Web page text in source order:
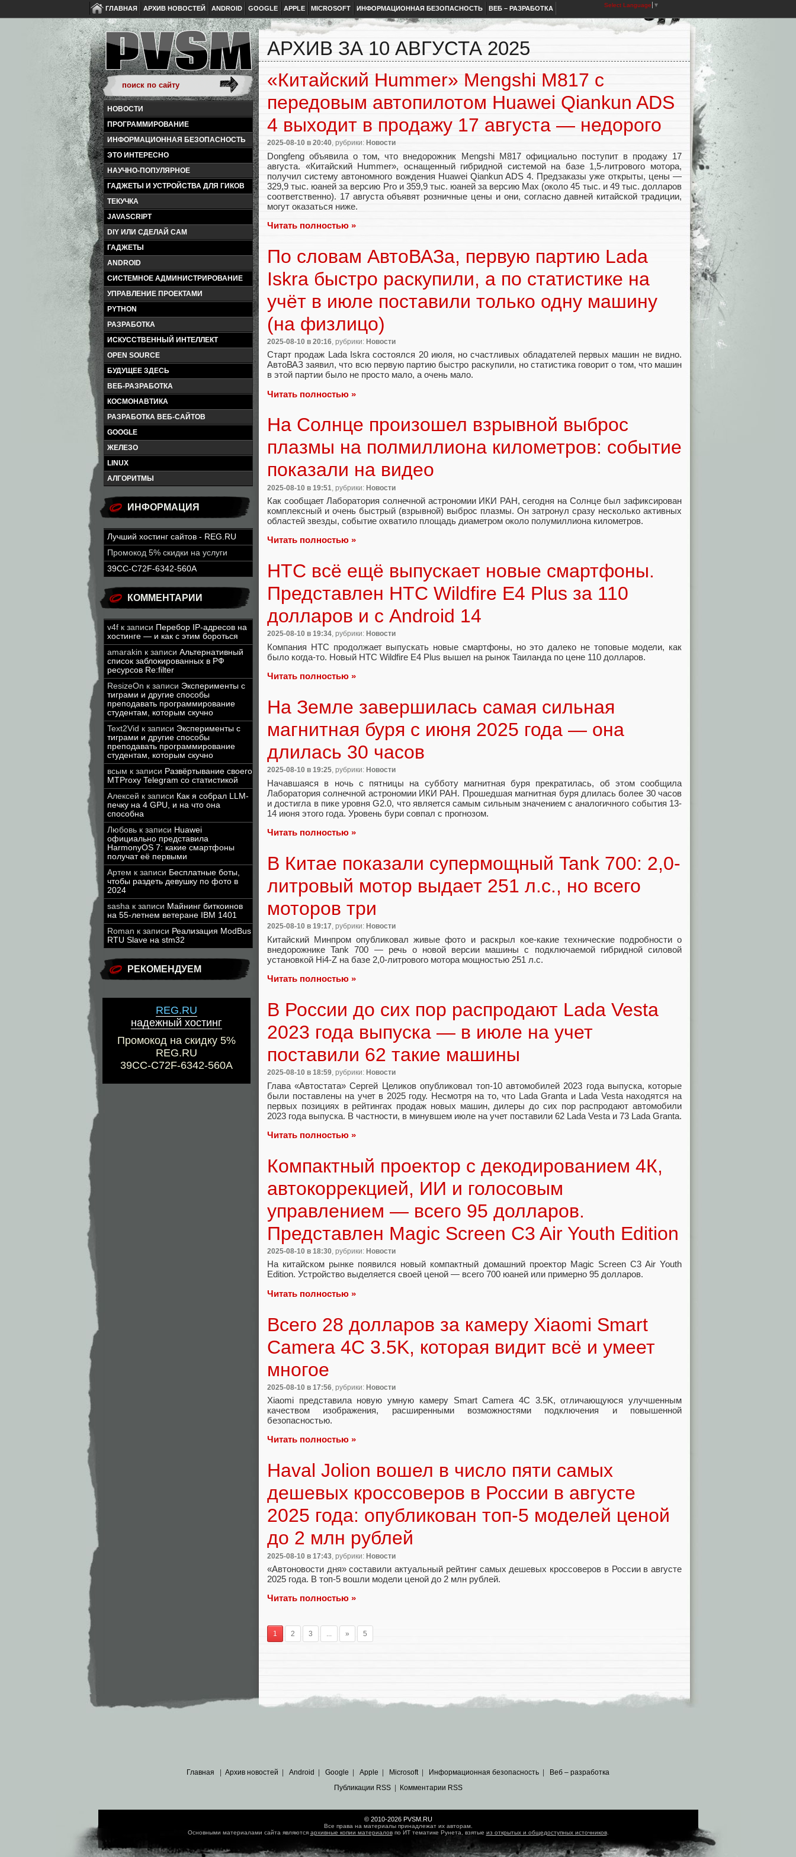
ГЛАВНАЯ АРХИВ НОВОСТЕЙ ANDROID GOOGLE APPLE MICROSOFT ИНФОРМАЦИОННАЯ БЕЗОПАСНОСТЬ ВЕБ – РАЗРАБОТКА Select Language ▼
НОВОСТИ
ПРОГРАММИРОВАНИЕ
ИНФОРМАЦИОННАЯ БЕЗОПАСНОСТЬ
ЭТО ИНТЕРЕСНО
НАУЧНО-ПОПУЛЯРНОЕ
ГАДЖЕТЫ И УСТРОЙСТВА ДЛЯ ГИКОВ
ТЕКУЧКА
JAVASCRIPT
DIY ИЛИ СДЕЛАЙ САМ
ГАДЖЕТЫ
ANDROID
СИСТЕМНОЕ АДМИНИСТРИРОВАНИЕ
УПРАВЛЕНИЕ ПРОЕКТАМИ
PYTHON
РАЗРАБОТКА
ИСКУССТВЕННЫЙ ИНТЕЛЛЕКТ
OPEN SOURCE
БУДУЩЕЕ ЗДЕСЬ
ВЕБ-РАЗРАБОТКА
КОСМОНАВТИКА
РАЗРАБОТКА ВЕБ-САЙТОВ
GOOGLE
ЖЕЛЕЗО
LINUX
АЛГОРИТМЫ
ИНФОРМАЦИЯ
Лучший хостинг сайтов - REG.RU
Промокод 5% скидки на услуги
39CC-C72F-6342-560A
КОММЕНТАРИИ
v4f к записи Перебор IP-адресов на
хостинге — и как с этим бороться
amarakin к записи Альтернативный
список заблокированных в РФ
ресурсов Re:filter
ResizeOn к записи Эксперименты с
тиграми и другие способы
преподавать программирование
студентам, которым скучно
Text2Vid к записи Эксперименты с
тиграми и другие способы
преподавать программирование
студентам, которым скучно
всым к записи Развёртывание своего
MTProxy Telegram со статистикой
Алексей к записи Как я собрал LLM-
печку на 4 GPU, и на что она
способна
Любовь к записи Huawei
официально представила
HarmonyOS 7: какие смартфоны
получат её первыми
Артем к записи Бесплатные боты,
чтобы раздеть девушку по фото в
2024
sasha к записи Майнинг биткоинов
на 55-летнем ветеране IBM 1401
Roman к записи Реализация ModBus
RTU Slave на stm32
РЕКОМЕНДУЕМ
REG.RU
надежный хостинг
Промокод на скидку 5%
REG.RU
39CC-C72F-6342-560A
АРХИВ ЗА 10 АВГУСТА 2025
«Китайский Hummer» Mengshi M817 c
передовым автопилотом Huawei Qiankun ADS
4 выходит в продажу 17 августа — недорого
2025-08-10 в 20:40, рубрики: Новости
Dongfeng объявила о том, что внедорожник Mengshi M817 официально поступит в продажу 17
августа. «Китайский Hummer», оснащенный гибридной системой на базе 1,5-литрового мотора,
получил систему автономного вождения Huawei Qiankun ADS 4. Предзаказы уже открыты, цены —
329,9 тыс. юаней за версию Pro и 359,9 тыс. юаней за версию Max (около 45 тыс. и 49 тыс. долларов
соответственно). 17 августа объявят розничные цены и они, согласно давней китайской традиции,
могут оказаться ниже.
Читать полностью »
По словам АвтоВАЗа, первую партию Lada
Iskra быстро раскупили, а по статистике на
учёт в июле поставили только одну машину
(на физлицо)
2025-08-10 в 20:16 , рубрики: Новости
Старт продаж Lada Iskra состоялся 20 июля, но счастливых обладателей первых машин не видно.
АвтоВАЗ заявил, что всю первую партию быстро раскупили, но статистика говорит о том, что машин
в этой партии было не просто мало, а очень мало.
Читать полностью »
На Солнце произошел взрывной выброс
плазмы на полмиллиона километров: событие
показали на видео
2025-08-10 в 19:51 , рубрики: Новости
Как сообщает Лаборатория солнечной астрономии ИКИ РАН, сегодня на Солнце был зафиксирован
комплексный и очень быстрый (взрывной) выброс плазмы. Он затронул сразу несколько активных
областей звезды, событие охватило площадь диаметром около полумиллиона километров.
Читать полностью »
HTC всё ещё выпускает новые смартфоны.
Представлен HTC Wildfire E4 Plus за 110
долларов и с Android 14
2025-08-10 в 19:34, рубрики: Новости
Компания HTC продолжает выпускать новые смартфоны, но это далеко не топовые модели, как
было когда-то. Новый HTC Wildfire E4 Plus вышел на рынок Таиланда по цене 110 долларов.
Читать полностью »
На Земле завершилась самая сильная
магнитная буря с июня 2025 года — она
длилась 30 часов
2025-08-10 в 19:25, рубрики: Новости
Начавшаяся в ночь с пятницы на субботу магнитная буря прекратилась, об этом сообщила
Лаборатория солнечной астрономии ИКИ РАН. Прошедшая магнитная буря длилась более 30 часов
и достигла в пике уровня G2.0, что является самым сильным значением с аналогичного события 13-
14 июня этого года. Уровень бури совпал с прогнозом.
Читать полностью »
В Китае показали супермощный Tank 700: 2,0-
литровый мотор выдает 251 л.с., но всего
моторов три
2025-08-10 в 19:17, рубрики: Новости
Китайский Минпром опубликовал живые фото и раскрыл кое-какие технические подробности о
внедорожнике Tank 700 — речь о новой версии машины с подключаемой гибридной силовой
установкой Hi4-Z на базе 2,0-литрового мотора мощностью 251 л.с.
Читать полностью »
В России до сих пор распродают Lada Vesta
2023 года выпуска — в июле на учет
поставили 62 такие машины
2025-08-10 в 18:59, рубрики: Новости
Глава «Автостата» Сергей Целиков опубликовал топ-10 автомобилей 2023 года выпуска, которые
были поставлены на учет в 2025 году. Несмотря на то, что Lada Granta и Lada Vesta находятся на
первых позициях в рейтингах продаж новых машин, дилеры до сих пор распродают автомобили
2023 года выпуска. В частности, в минувшем июле на учет поставили 62 Lada Vesta и 73 Lada Granta.
Читать полностью »
Компактный проектор с декодированием 4К,
автокоррекцией, ИИ и голосовым
управлением — всего 95 долларов.
Представлен Magic Screen C3 Air Youth Edition
2025-08-10 в 18:30, рубрики: Новости
На китайском рынке появился новый компактный домашний проектор Magic Screen C3 Air Youth
Edition. Устройство выделяется своей ценой — всего 700 юаней или примерно 95 долларов.
Читать полностью »
Всего 28 долларов за камеру Xiaomi Smart
Camera 4C 3.5K, которая видит всё и умеет
многое
2025-08-10 в 17:56 , рубрики: Новости
Xiaomi представила новую умную камеру Smart Camera 4C 3.5K, отличающуюся улучшенным
качеством изображения, расширенными возможностями подключения и повышенной
безопасностью.
Читать полностью »
Haval Jolion вошел в число пяти самых
дешевых кроссоверов в России в августе
2025 года: опубликован топ-5 моделей ценой
до 2 млн рублей
2025-08-10 в 17:43 , рубрики: Новости
«Автоновости дня» составили актуальный рейтинг самых дешевых кроссоверов в России в августе
2025 года. В топ-5 вошли модели ценой до 2 млн рублей.
Читать полностью »
1 2 3 ... » 5
Главная Архив новостей Android Google Apple Microsoft| Информационная безопасность
Веб – разработка
Публикации RSS| Комментарии RSS
© 2010-2026 PVSM.RU
Все права на материалы принадлежат их авторам.
Основными материалами сайта являются архивные копии материаловпо ИТ тематике Рунета, взятые из открытых и общедоступных источников.